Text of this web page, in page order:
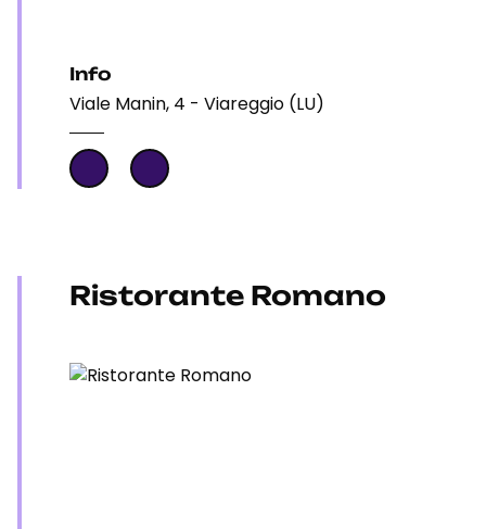
Info
Viale Manin, 4 - Viareggio (LU)
Ristorante Romano